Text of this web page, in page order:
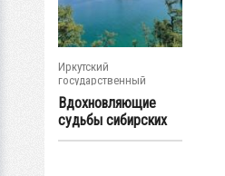
Иркутский
государственный
университет
Вдохновляющие
судьбы сибирских
геологов